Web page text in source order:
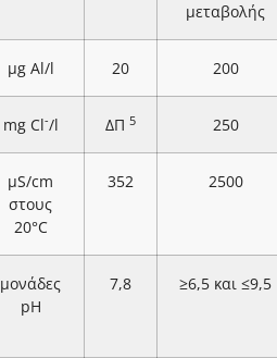
μεταβολής
μg Al/l 20 200
mg Cl-/l ΔΠ 5 250
μS/cm
στους
20°C
352 2500
μονάδες
pH
7,8 ≥6,5 και ≤9,5